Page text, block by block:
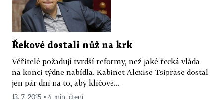
Řekové dostali nůž na krk
Věřitelé požadují tvrdší reformy, než jaké řecká vláda
na konci týdne nabídla. Kabinet Alexise Tsiprase dostal
jen pár dní na to, aby klíčové...
13. 7. 2015 ▪ 4 min. čtení